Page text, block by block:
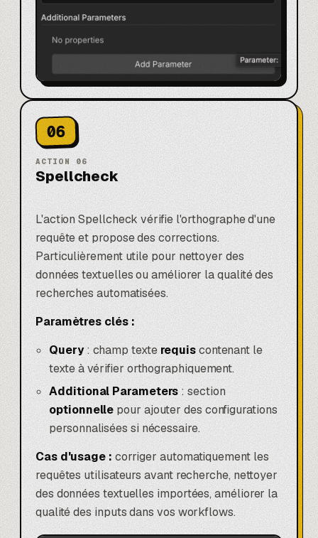
06
ACTION 06
Spellcheck
L'action Spellcheck vérifie l'orthographe d'une
requête et propose des corrections.
Particulièrement utile pour nettoyer des
données textuelles ou améliorer la qualité des
recherches automatisées.
Paramètres clés :
Query: champ texte requiscontenant le
texte à vérifier orthographiquement.
Additional Parameters : section
optionnellepour ajouter des configurations
personnalisées si nécessaire.
Cas d'usage : corriger automatiquement les
requêtes utilisateurs avant recherche, nettoyer
des données textuelles importées, améliorer la
qualité des inputs dans vos workflows.